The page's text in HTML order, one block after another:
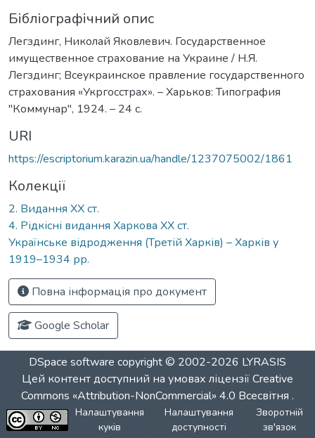
Бібліографічний опис
Легздинг, Николай Яковлевич. Государственное
имущественное страхование на Украине / Н.Я.
Легздинг; Всеукраинское правление государственного
страхования «Укргосстрах». – Харьков: Типография
"Коммунар", 1924. – 24 с.
URI
https://escriptorium.karazin.ua/handle/1237075002/1861
Колекції
2. Видання ХХ ст.
4. Рідкісні видання Харкова ХХ ст.
Українське відродження (Третій Харків) – Харків у
1919–1934 рр.
Повна інформація про документ
Google Scholar
DSpace software copyright © 2002-2026 LYRASIS
Цей контент доступний на умовах ліцензіїCreative
Commons «Attribution-NonCommercial» 4.0 Всесвітня .
Налаштування
куків
Налаштування
доступності
Зворотній
зв'язок